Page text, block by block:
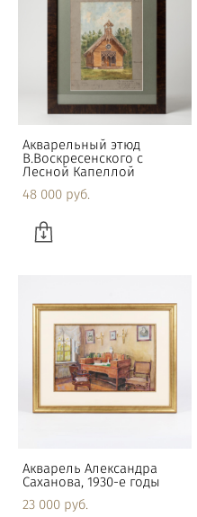
Акварельный этюд
В.Воскресенского с
Лесной Капеллой
48 000 pуб.
Акварель Александра
Саханова, 1930-е годы
23 000 pуб.